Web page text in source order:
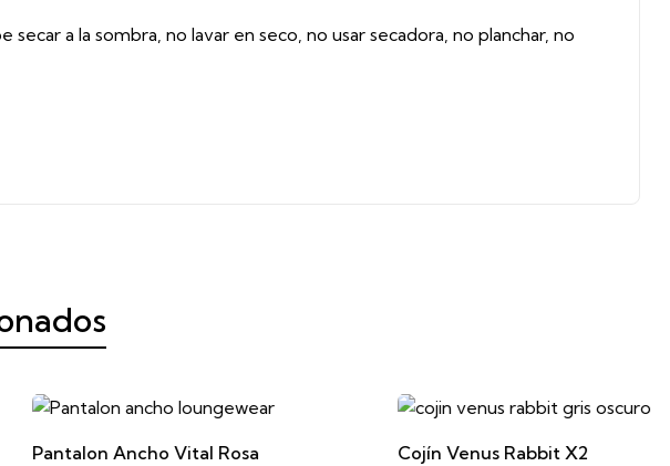
a la sombra, no lavar en seco, no usar secadora, no planchar, no
Ancho Vital Rosa
Cojín Venus Rabbit X2